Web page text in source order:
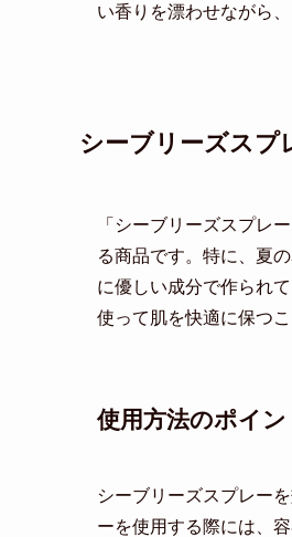
い香りを漂わせながら
シーブリーズスプ
「シーブリーズスプレ
る商品です。特に、夏
に優しい成分で作られ
使って肌を快適に保つ
使用方法のポイン
シーブリーズスプレー
ーを使用する際には、